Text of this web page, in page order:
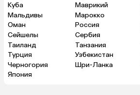
Куба
Маврикий
Мальдивы
Марокко
Оман
Россия
Сейшелы
Сербия
Таиланд
Танзания
Турция
Узбекистан
Черногория
Шри-Ланка
Япония